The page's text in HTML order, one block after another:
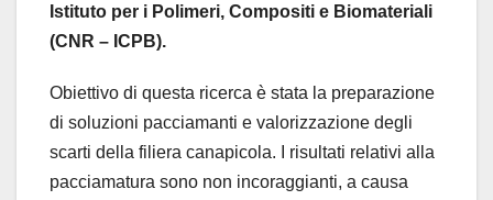
Istituto per i Polimeri, Compositi e Biomateriali
(CNR – ICPB).
Obiettivo di questa ricerca è stata la preparazione
di soluzioni pacciamanti e valorizzazione degli
scarti della filiera canapicola. I risultati relativi alla
pacciamatura sono non incoraggianti, a causa